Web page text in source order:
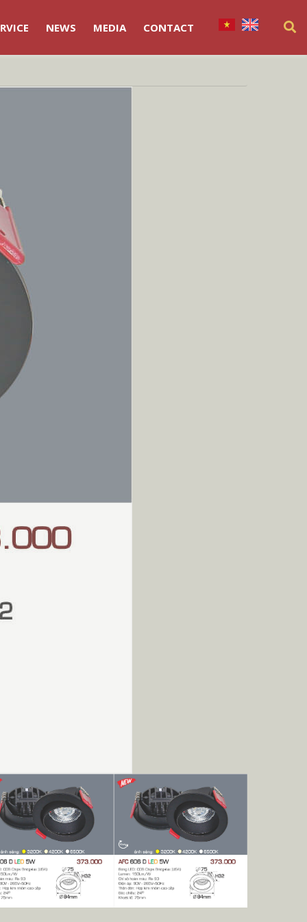
NEWS MEDIA CONTACT